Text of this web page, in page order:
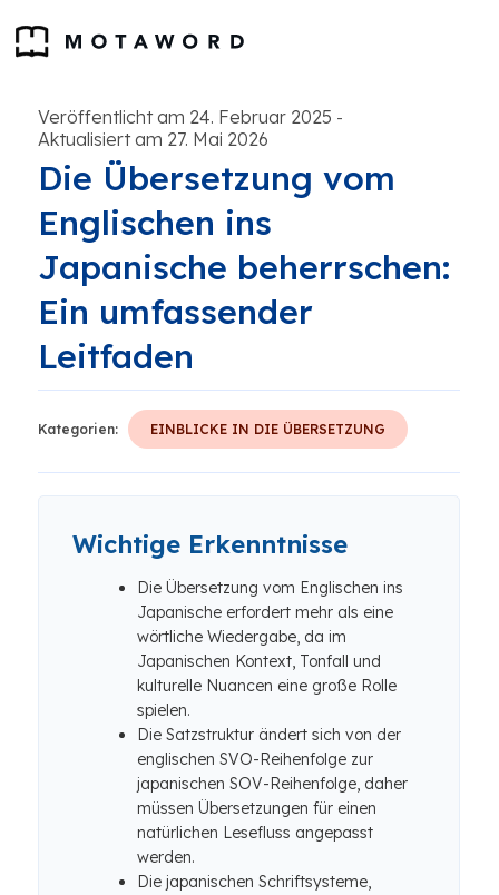
Veröffentlicht am 24. Februar 2025 -
Aktualisiert am 27. Mai 2026
Die Übersetzung vom
Englischen ins
Japanische beherrschen:
Ein umfassender
Leitfaden
Kategorien: EINBLICKE IN DIE ÜBERSETZUNG
Wichtige Erkenntnisse
Die Übersetzung vom Englischen ins
Japanische erfordert mehr als eine
wörtliche Wiedergabe, da im
Japanischen Kontext, Tonfall und
kulturelle Nuancen eine große Rolle
spielen.
Die Satzstruktur ändert sich von der
englischen SVO-Reihenfolge zur
japanischen SOV-Reihenfolge, daher
müssen Übersetzungen für einen
natürlichen Lesefluss angepasst
werden.
Die japanischen Schriftsysteme,